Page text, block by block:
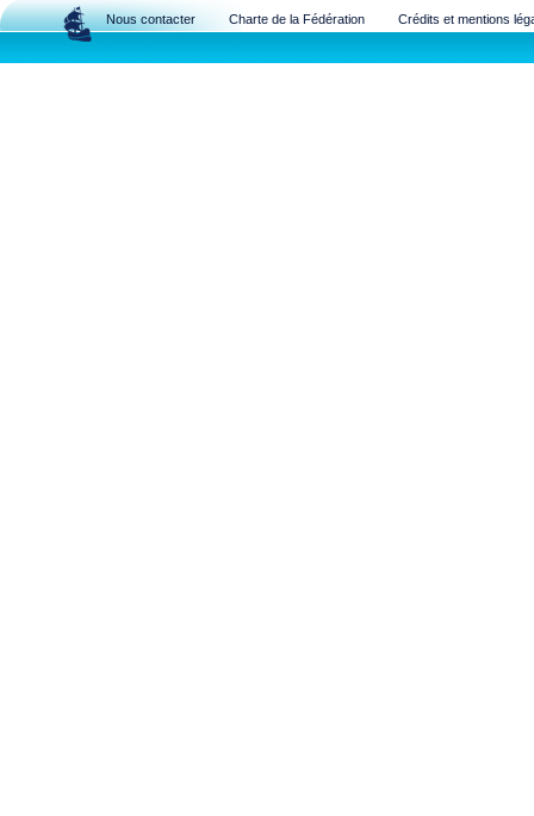
Nous contacter Charte de la Fédération Crédits et mentions